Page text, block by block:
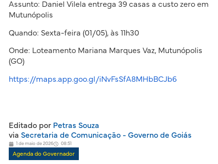
Assunto: Daniel Vilela entrega 39 casas a custo zero em
Mutunópolis
Quando: Sexta-feira (01/05), às 11h30
Onde: Loteamento Mariana Marques Vaz, Mutunópolis
(GO)
https://maps.app.goo.gl/iNvFsSfA8MHbBCJb6
Editado porPetras Souza
via Secretaria de Comunicação - Governo de Goiás
1 de maio de 2026 08:51
Agenda do Governador